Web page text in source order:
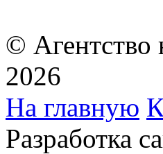
© Агентство
2026
На главную
Разработка